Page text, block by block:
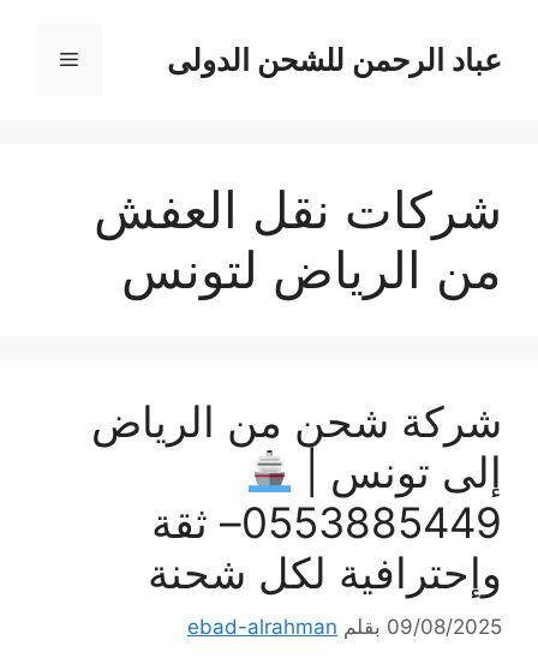
المحتوىعباد الرحمن للشحن الدولى القائمة
شركات نقل العفش
من الرياض لتونس
شركة شحن من الرياض
إلى تونس |
0553885449– ثقة
وإحترافية لكل شحنة
09/08/2025 بقلم ebad-alrahman